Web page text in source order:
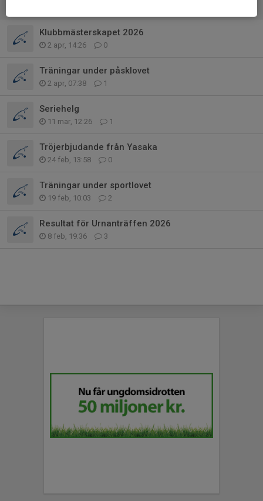
Klubbmästerskapet 2026
2 apr, 14:26 0
Träningar under påsklovet
2 apr, 07:38 1
Seriehelg
11 mar, 12:26 1
Tröjerbjudande från Yasaka
24 feb, 13:58 0
Träningar under sportlovet
19 feb, 10:03 2
Resultat för Urnanträffen 2026
8 feb, 19:36 3